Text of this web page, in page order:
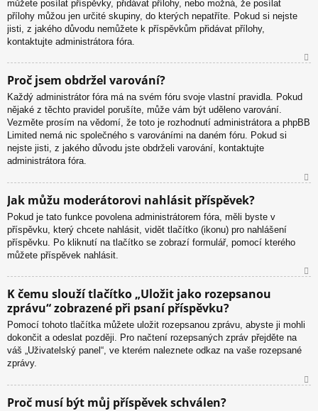
můžete posílat příspěvky, přidávat přílohy, nebo možná, že posílat
přílohy můžou jen určité skupiny, do kterých nepatříte. Pokud si nejste
jisti, z jakého důvodu nemůžete k příspěvkům přidávat přílohy,
kontaktujte administrátora fóra.
or
Proč jsem obdržel varování?
Každý administrátor fóra má na svém fóru svoje vlastní pravidla. Pokud
nějaké z těchto pravidel porušíte, může vám být uděleno varování.
Vezměte prosím na vědomí, že toto je rozhodnutí administrátora a phpBB
Limited nemá nic společného s varováními na daném fóru. Pokud si
nejste jisti, z jakého důvodu jste obdrželi varování, kontaktujte
administrátora fóra.
Jak můžu moderátorovi nahlásit příspěvek?
Pokud je tato funkce povolena administrátorem fóra, měli byste v
příspěvku, který chcete nahlásit, vidět tlačítko (ikonu) pro nahlášení
příspěvku. Po kliknutí na tlačítko se zobrazí formulář, pomocí kterého
můžete příspěvek nahlásit.
u
K čemu slouží tlačítko „Uložit jako rozepsanou
zprávu“ zobrazené při psaní příspěvku?
Pomocí tohoto tlačítka můžete uložit rozepsanou zprávu, abyste ji mohli
dokončit a odeslat později. Pro načtení rozepsaných zpráv přejděte na
váš „Uživatelský panel“, ve kterém naleznete odkaz na vaše rozepsané
zprávy.
Proč musí být můj příspěvek schválen?